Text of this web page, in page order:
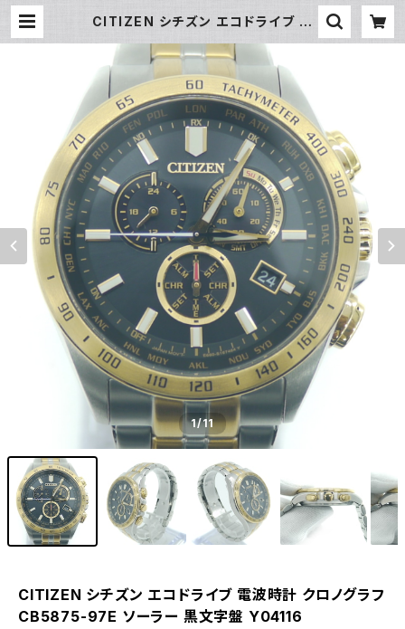
CITIZEN シチズン エコドライブ 電
ソーラー 黒文字盤 Y04116 | 大和屋
質店 前橋三俣店
1/11
CITIZEN シチズン エコドライブ 電波時計 クロノグラフ
CB5875-97E ソーラー 黒文字盤 Y04116